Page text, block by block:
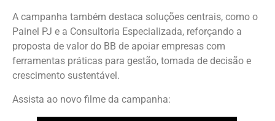
A campanha também destaca soluções centrais, como o
Painel PJ e a Consultoria Especializada, reforçando a
proposta de valor do BB de apoiar empresas com
ferramentas práticas para gestão, tomada de decisão e
crescimento sustentável.
Assista ao novo filme da campanha: